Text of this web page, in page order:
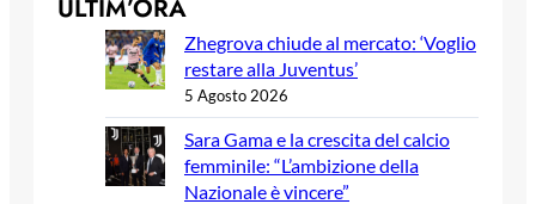
ULTIM’ORA
Zhegrova chiude al mercato: ‘Voglio
restare alla Juventus’
5 Agosto 2026
Sara Gama e la crescita del calcio
femminile: “L’ambizione della
Nazionale è vincere”